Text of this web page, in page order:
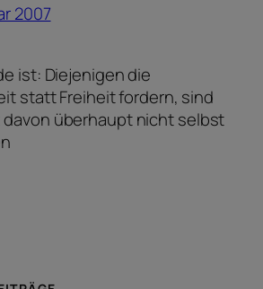
2007
ist: Diejenigen die
statt Freiheit fordern, sind
überhaupt nicht selbst